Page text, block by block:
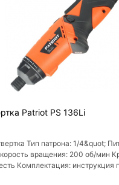
Patriot PS 136Li
Тип патрона: 1/4&quot;
вращения: 200 об/мин
Комплектация: инструкция